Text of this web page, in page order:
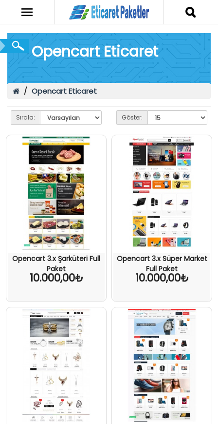
Opencart Eticaret
Opencart Eticaret
Sırala: Göster:
Opencart 3.x Şarküteri Full
Paket
10.000,00₺
Opencart 3.x Süper Market
Full Paket
10.000,00₺